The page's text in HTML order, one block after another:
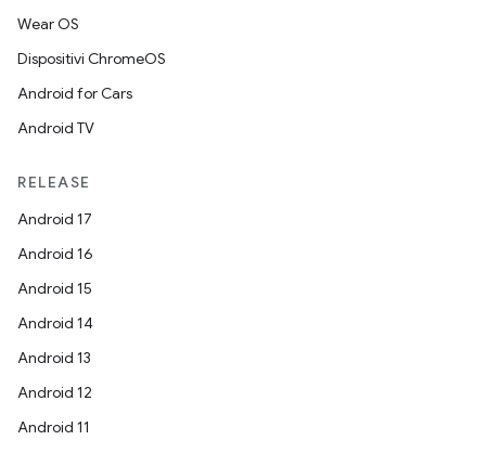
Wear OS
Dispositivi ChromeOS
Android for Cars
Android TV
RELEASE
Android 17
Android 16
Android 15
Android 14
Android 13
Android 12
Android 11